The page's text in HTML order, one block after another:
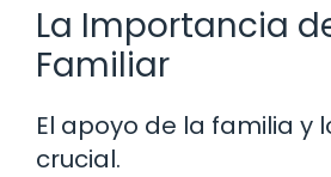
La Importancia
Familiar
El apoyo de la familia y
crucial.